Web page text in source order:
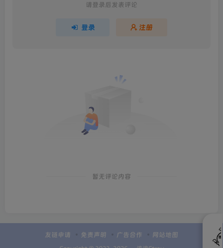
请登录后发表评论
登录 注册
暂无评论内容
友链申请 免责声明 广告合作 网站地图